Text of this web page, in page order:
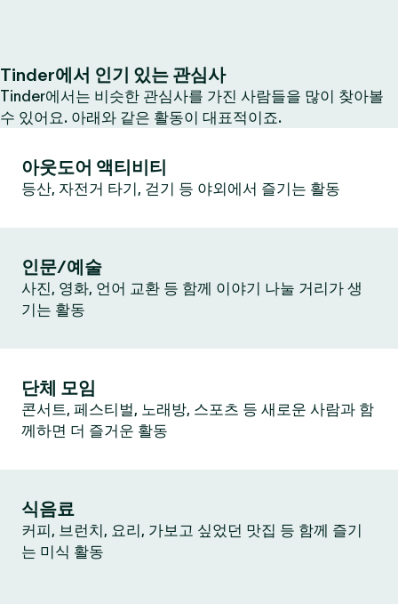
Tinder에서 인기 있는 관심사
Tinder에서는 비슷한 관심사를 가진 사람들을 많이 찾아볼
수 있어요. 아래와 같은 활동이 대표적이죠.
아웃도어 액티비티
등산, 자전거 타기, 걷기 등 야외에서 즐기는 활동
인문/예술
사진, 영화, 언어 교환 등 함께 이야기 나눌 거리가 생
기는 활동
단체 모임
콘서트, 페스티벌, 노래방, 스포츠 등 새로운 사람과 함
께하면 더 즐거운 활동
식음료
커피, 브런치, 요리, 가보고 싶었던 맛집 등 함께 즐기
는 미식 활동